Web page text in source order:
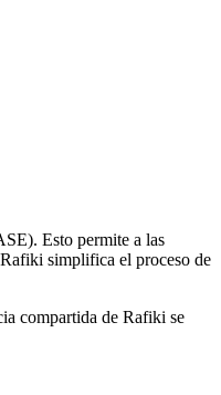
Esto permite a las
simplifica el proceso de
compartida de Rafiki se